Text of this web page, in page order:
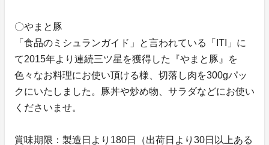
〇やまと豚
「食品のミシュランガイド」と言われている「ITI」に
て2015年より連続三ツ星を獲得した『やまと豚』を
色々なお料理にお使い頂ける様、切落し肉を300gパッ
クにいたしました。豚丼や炒め物、サラダなどにお使い
くださいませ。
賞味期限：製造日より180日（出荷日より30日以上ある